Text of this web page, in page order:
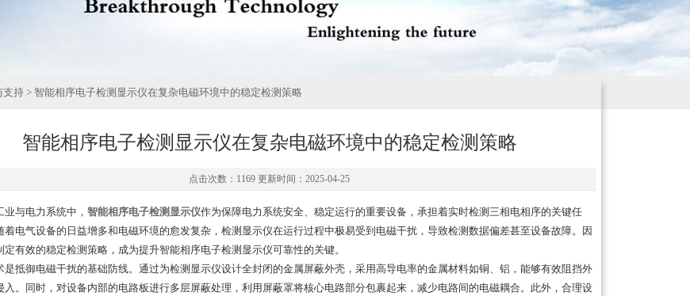
支持 > 智能相序电子检测显示仪在复杂电磁环境中的稳定检测策略
智能相序电子检测显示仪在复杂电磁环境中的稳定检测策略
点击次数：1169 更新时间：2025-04-25
与电力系统中， 智能相序电子检测显示仪作为保障电力系统安全、稳定运行的重要设备，承担着实时检测三相电相序的关键任
着电气设备的日益增多和电磁环境的愈发复杂，检测显示仪在运行过程中极易受到电磁干扰，导致检测数据偏差甚至设备故障。因
定有效的稳定检测策略，成为提升智能相序电子检测显示仪可靠性的关键。
御电磁干扰的基础防线。通过为检测显示仪设计全封闭的金属屏蔽外壳，采用高导电率的金属材料如铜、铝，能够有效阻挡外
入。同时，对设备内部的电路板进行多层屏蔽处理，利用屏蔽罩将核心电路部分包裹起来，减少电路间的电磁耦合。此外，合理设